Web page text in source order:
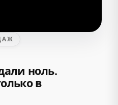
ноль.
в